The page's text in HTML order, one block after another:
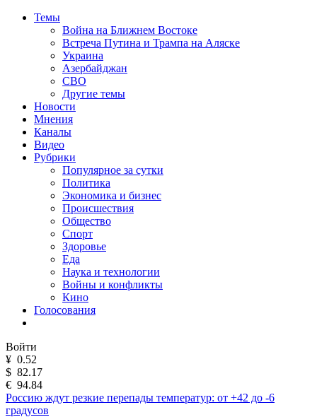
Темы
Война на Ближнем Востоке
Встреча Путина и Трампа на Аляске
Украина
Азербайджан
СВО
Другие темы
Новости
Мнения
Каналы
Видео
Рубрики
Популярное за сутки
Политика
Экономика и бизнес
Происшествия
Общество
Спорт
Здоровье
Еда
Наука и технологии
Войны и конфликты
Кино
Голосования
Войти
¥ 0.52
$ 82.17
€ 94.84
Россию ждут резкие перепады температур: от +42 до -6
градусов